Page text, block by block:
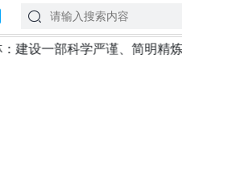
严谨、简明精炼、便于执行且具有长远